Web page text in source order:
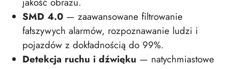
SMD 4.0 — zaawansowane filtrowanie
fałszywych alarmów, rozpoznawanie ludzi i
pojazdów z dokładnością do 99%.
Detekcja ruchu i dźwięku — natychmiastowe